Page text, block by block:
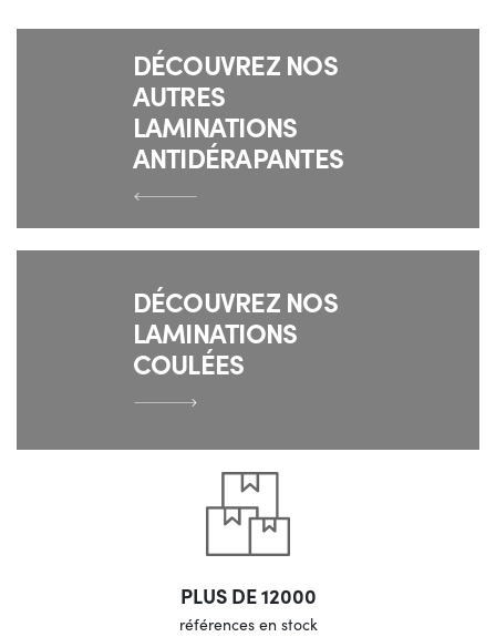
DÉCOUVREZ NOS
AUTRES
LAMINATIONS
ANTIDÉRAPANTES
DÉCOUVREZ NOS
LAMINATIONS
COULÉES
PLUS DE 12000
références en stock